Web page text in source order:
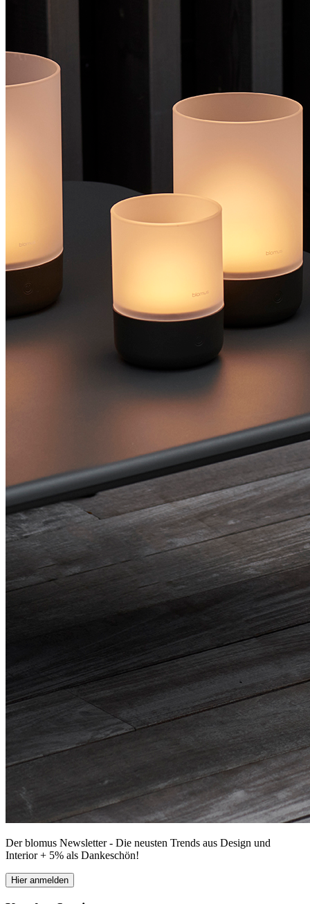
Der blomus Newsletter - Die neusten Trends aus Design und
Interior + 5% als Dankeschön!
Hier anmelden